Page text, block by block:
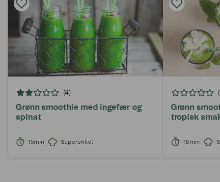
(4)
Grønn smoothie med ingefær og
spinat
15min Superenkel
Grønn
tropisk
10min